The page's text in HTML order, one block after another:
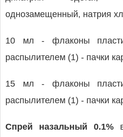
однозамещенный, натрия
10 мл - флаконы
распылителем (1) - пачки
15 мл - флаконы
распылителем (1) - пачки
Спрей назальный 0.1%